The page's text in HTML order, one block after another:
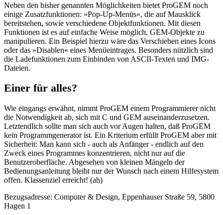
Neben den bisher genannten Möglichkeiten bietet ProGEM noch
einige Zusatzfunktionen: »Pop-Up-Menüs«, die auf Mausklick
bereitstehen, sowie verschiedene Objektfunktionen. Mit diesen
Funktionen ist es auf einfache Weise möglich, GEM-Objekte zu
manipulieren. Ein Beispiel hierzu wäre das Verschieben eines Icons
oder das »Disablen« eines Menüeintrages. Besonders nützlich sind
die Ladefunktionen zum Einbinden von ASCII-Texten und IMG-
Dateien.
Einer für alles?
Wie eingangs erwähnt, nimmt ProGEM einem Programmierer nicht
die Notwendigkeit ab, sich mit C und GEM auseinanderzusetzen.
Letztendlich sollte man sich auch vor Augen halten, daß ProGEM
kein Programmgenerator ist. Ein Kriterium erfüllt ProGEM aber mit
Sicherheit: Man kann sich - auch als Anfänger - endlich auf den
Zweck eines Programmes konzentrieren, nicht nur auf die
Benutzeroberfläche. Abgesehen von kleinen Mängeln der
Bedienungsanleitung bleibt nur der Wunsch nach einem Hilfesystem
offen. Klassenziel erreicht! (ah)
Bezugsadresse: Computer & Design, Eppenhauser Straße 59, 5800
Hagen 1